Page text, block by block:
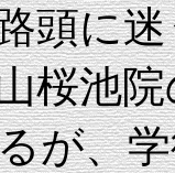
頭に
池院
が、